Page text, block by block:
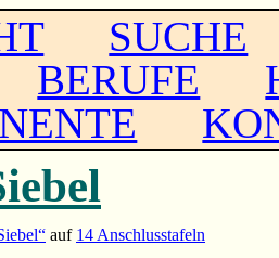
SUCHE
BERUFE
auf 14 Anschlusstafeln